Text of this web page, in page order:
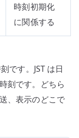
時刻初期化
に関係する
です。JST は日
刻です。どちら
、表示のどこで